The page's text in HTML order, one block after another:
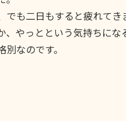
も二日もすると疲れてき
やっとという気持ちにな
なのです。